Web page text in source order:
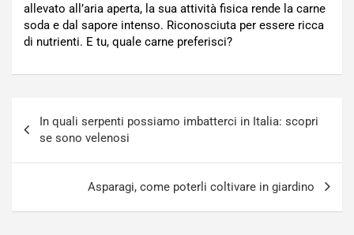
allevato all’aria aperta, la sua attività fisica rende la carne
soda e dal sapore intenso. Riconosciuta per essere ricca
di nutrienti. E tu, quale carne preferisci?
articoli
In quali serpenti possiamo imbatterci in Italia: scopri
se sono velenosi
Asparagi, come poterli coltivare in giardino